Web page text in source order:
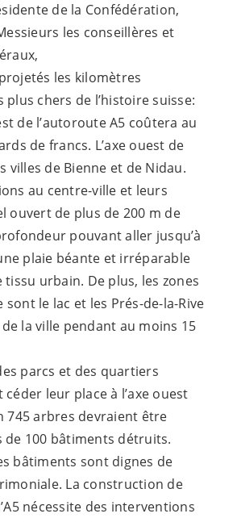
de la Confédération,
les conseillères et
les kilomètres
plus chers de l’histoire suisse:
de l’autoroute A5 coûtera au
de francs. L’axe ouest de
villes de Bienne et de Nidau.
au centre-ville et leurs
ouvert de plus de 200 m de
pouvant aller jusqu’à
plaie béante et irréparable
urbain. De plus, les zones
le lac et les Prés-de-la-Rive
la ville pendant au moins 15
parcs et des quartiers
leur place à l’axe ouest
745 arbres devraient être
de 100 bâtiments détruits.
bâtiments sont dignes de
La construction de
nécessite des interventions